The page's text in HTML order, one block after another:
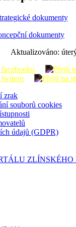
dokumenty
dokumenty
Aktualizováno:
zrak
souborů cookies
údajů (GDPR)
ZLÍNSKÉHO